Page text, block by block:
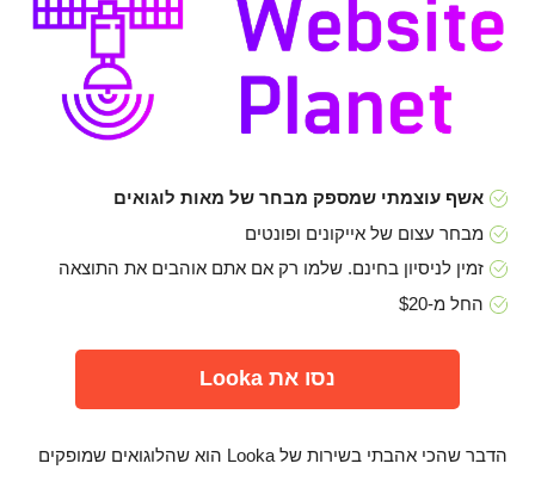
אשף עוצמתי שמספק מבחר של מאות לוגואים
מבחר עצום של אייקונים ופונטים
זמין לניסיון בחינם. שלמו רק אם אתם אוהבים את התוצאה
החל מ-$20
נסו את Looka
הדבר שהכי אהבתי בשירות של Looka הוא שהלוגואים שמופקים